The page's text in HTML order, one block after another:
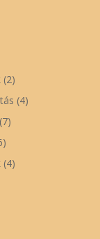
(2)
(4)
(7)
(4)